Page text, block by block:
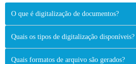
O que é digitalização de documentos?
Quais os tipos de digitalização disponíveis?
Quais formatos de arquivo são gerados?